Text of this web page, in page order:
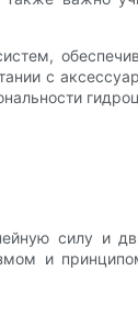
с
силу и
и